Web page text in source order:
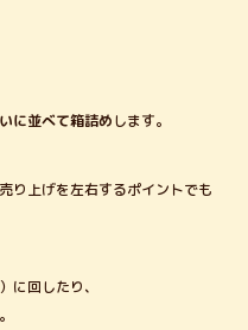
に並べて箱詰めします。
り上げを左右するポイントでも
に回したり、